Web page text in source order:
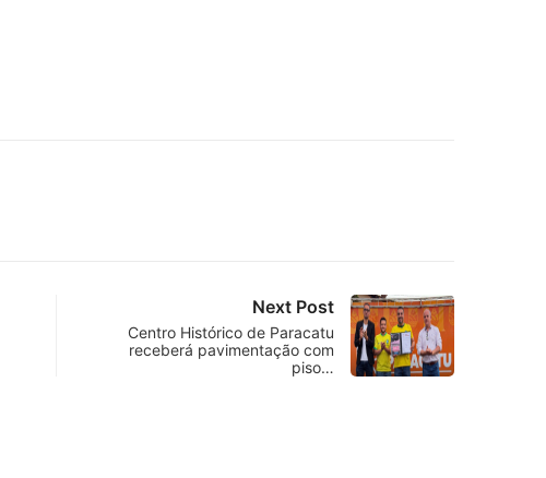
Next Post
Centro Histórico de Paracatu
receberá pavimentação com
piso…